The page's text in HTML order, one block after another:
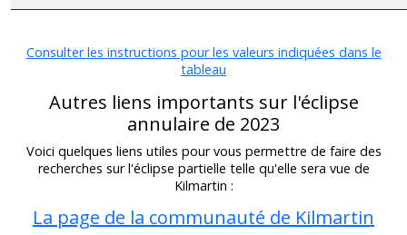
Consulter les instructions pour les valeurs indiquées dans le
tableau
Autres liens importants sur l'éclipse
annulaire de 2023
Voici quelques liens utiles pour vous permettre de faire des
recherches sur l'éclipse partielle telle qu'elle sera vue de
Kilmartin :
La page de la communauté de Kilmartin